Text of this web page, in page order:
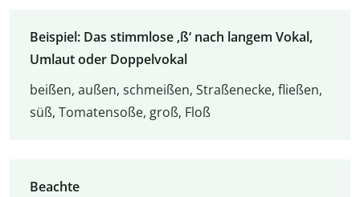
Beispiel: Das stimmlose ‚ß‘ nach langem Vokal,
Umlaut oder Doppelvokal
beißen, außen, schmeißen, Straßenecke, fließen,
süß, Tomatensoße, groß, Floß
Beachte